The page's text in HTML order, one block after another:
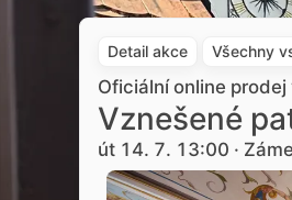
Detail akce Všechny
Oficiální online
Vznešené
út 14. 7. 13:00 ·